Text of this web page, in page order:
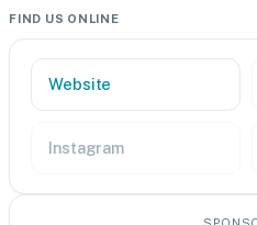
FIND US ONLINE
Website
Instagram